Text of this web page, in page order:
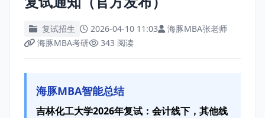
复试招生 2026-04-10 11:03
海豚MBA张老师
海豚MBA考研
343 阅读
海豚MBA智能总结
吉林化工大学2026年复试：会计线下，其他线